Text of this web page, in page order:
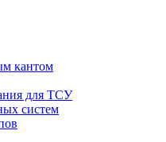
кантом
для ТСУ
систем